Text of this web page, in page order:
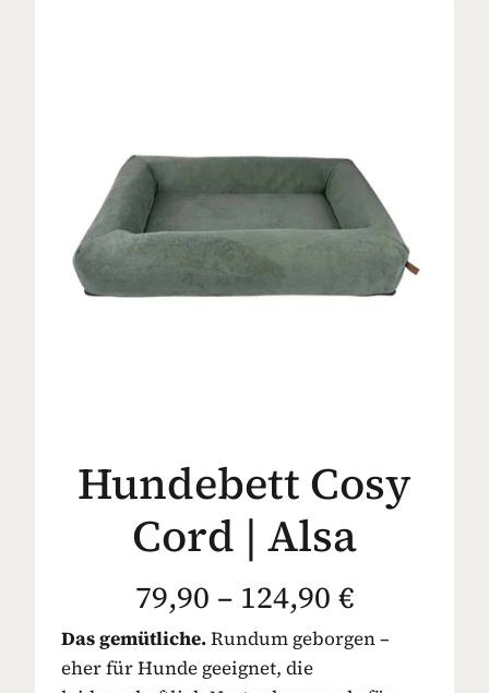
Hundebett Cosy
Cord | Alsa
79,90 – 124,90 €
Das gemütliche.Rundum geborgen –
eher für Hunde geeignet, die